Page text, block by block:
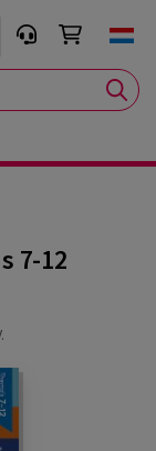
7-12